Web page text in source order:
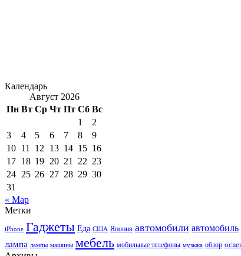
Календарь
Август 2026
Пн Вт Ср Чт Пт Сб Вс
1
2
3
4 5 6 7 8
9
10 11 12 13 14 15 16
17 18 19 20 21 22 23
24 25 26 27 28 29 30
31
« Мар
Метки
iPhone Гаджеты Еда США Япония автомобили автомобиль
лампа лампы машины мебель мобильные телефоны музыка обзор